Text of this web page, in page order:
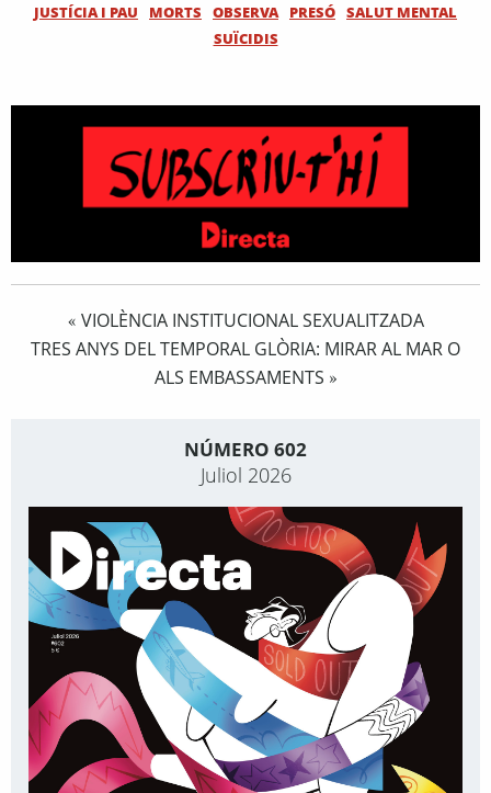
JUSTÍCIA I PAU
MORTS OBSERVA PRESÓ SALUT MENTAL
SUÏCIDIS
« VIOLÈNCIA INSTITUCIONAL SEXUALITZADA
TRES ANYS DEL TEMPORAL GLÒRIA: MIRAR AL MAR O
ALS EMBASSAMENTS »
NÚMERO 602
Juliol 2026